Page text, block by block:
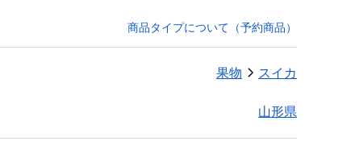
商品タイプについて（予約商品）
果物 スイカ
山形県